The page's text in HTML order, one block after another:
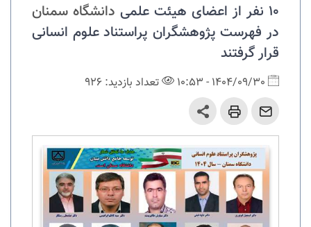
۱۰ نفر از اعضای هیئت علمی
دانشگاه سمنان
در فهرست پژوهشگران پراستناد علوم انسانی
قرار گرفتند
1404/09/30 - 10:53 تعداد بازدید: 926